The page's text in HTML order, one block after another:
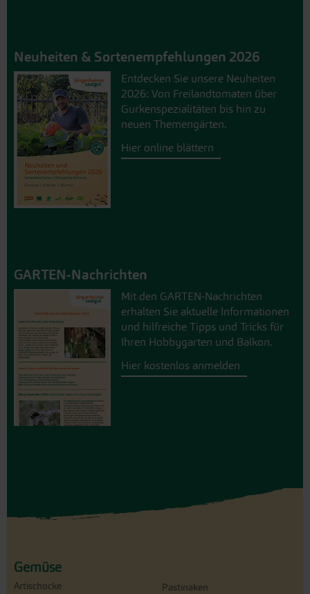
Neuheiten & Sortenempfehlungen 2026
Entdecken Sie unsere Neuheiten
2026: Von Freilandtomaten über
Gurkenspezialitäten bis hin zu
neuen Themengärten.
Hier online blättern
GARTEN-Nachrichten
Mit den GARTEN-Nachrichten
erhalten Sie aktuelle Informationen
und hilfreiche Tipps und Tricks für
Ihren Hobbygarten und Balkon.
Hier kostenlos anmelden
Gemüse
Artischocke
Pastinaken